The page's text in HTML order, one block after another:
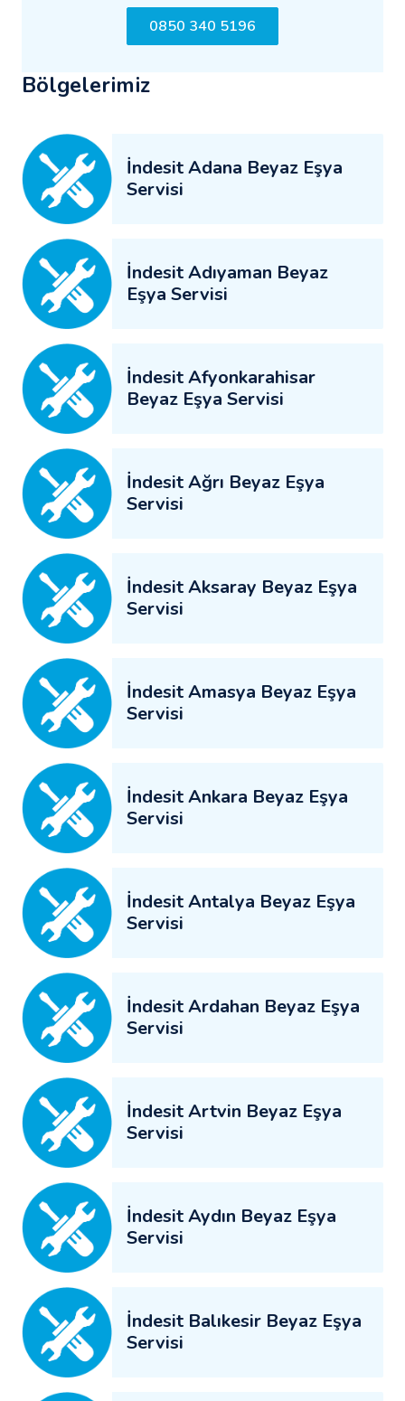
0850 340 5196
Bölgelerimiz
İndesit Adana Beyaz Eşya
Servisi
İndesit Adıyaman Beyaz
Eşya Servisi
İndesit Afyonkarahisar
Beyaz Eşya Servisi
İndesit Ağrı Beyaz Eşya
Servisi
İndesit Aksaray Beyaz Eşya
Servisi
İndesit Amasya Beyaz Eşya
Servisi
İndesit Ankara Beyaz Eşya
Servisi
İndesit Antalya Beyaz Eşya
Servisi
İndesit Ardahan Beyaz Eşya
Servisi
İndesit Artvin Beyaz Eşya
Servisi
İndesit Aydın Beyaz Eşya
Servisi
İndesit Balıkesir Beyaz Eşya
Servisi